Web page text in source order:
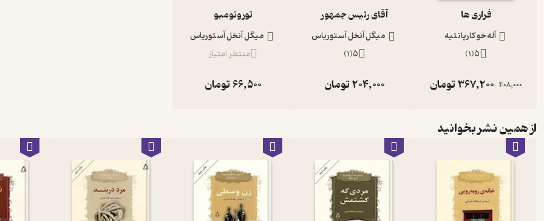
فراری ها
آله خو کارپانتیه
5
(
1
)
408,000
367,200تومان
آقای رئیس جمهور
میگل آنخل آستوریاس
5
(
1
)
204,000تومان
توروتومبو
میگل آنخل آستوریاس
منتظر امتیاز
66,500تومان
از همین نشر بخوانید